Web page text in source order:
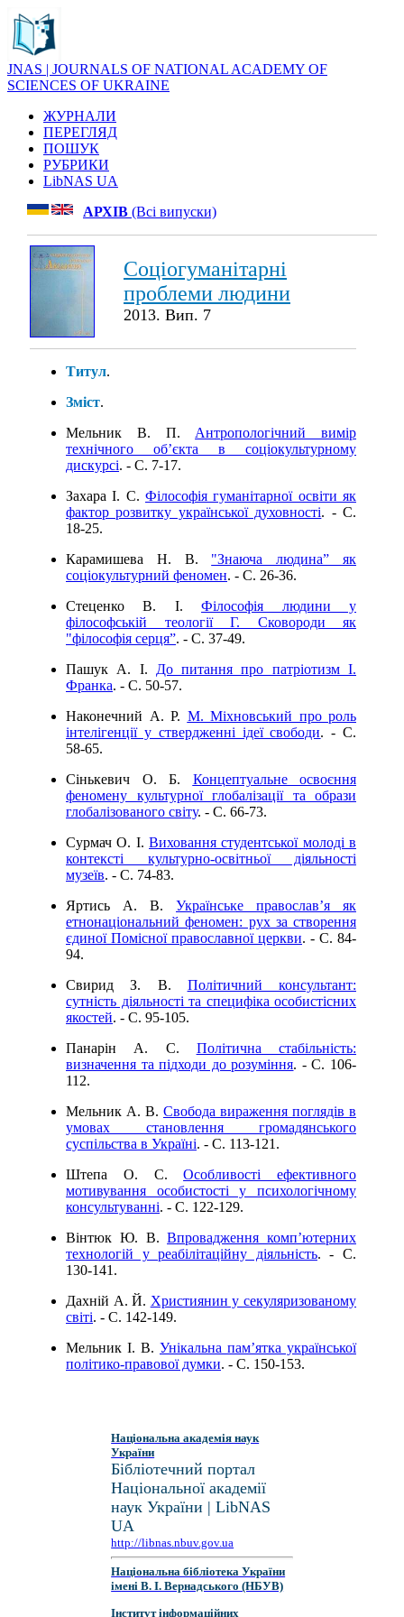
JNAS | JOURNALS OF NATIONAL ACADEMY OF
SCIENCES OF UKRAINE
ЖУРНАЛИ
ПЕРЕГЛЯД
ПОШУК
РУБРИКИ
LibNAS UA
АРХІВ (Всі випуски)
Соціогуманітарні
проблеми людини
2013. Вип. 7
Титул.
Зміст.
Мельник В. П. Антропологічний вимір
технічного об’єкта в соціокультурному
дискурсі. - C. 7-17.
Захара І. С. Філософія гуманітарної освіти як
фактор розвитку української духовності. - C.
18-25.
Карамишева Н. В. "Знаюча людина” як
соціокультурний феномен. - C. 26-36.
Стеценко В. І.Філософія людини у
філософській теології Г. Сковороди як
"філософія серця”. - C. 37-49.
Пашук А. І. До питання про патріотизм І.
Франка. - C. 50-57.
Наконечний А. Р. М. Міхновський про роль
інтелігенції у ствердженні ідеї свободи. - C.
58-65.
Сінькевич О. Б. Концептуальне освоєння
феномену культурної глобалізації та образи
глобалізованого світу. - C. 66-73.
Сурмач О. І. Виховання студентської молоді в
контексті культурно-освітньої діяльності
музеїв. - C. 74-83.
Яртись А. В. Українське православ’я як
етнонаціональний феномен: рух за створення
єдиної Помісної православної церкви. - C. 84-
94.
Свирид З. В. Політичний консультант:
сутність діяльності та специфіка особистісних
якостей. - C. 95-105.
Панарін А. С. Політична стабільність:
визначення та підходи до розуміння. - C. 106-
112.
Мельник А. В. Свобода вираження поглядів в
умовах становлення громадянського
суспільства в Україні. - C. 113-121.
Штепа О. С.Особливості ефективного
мотивування особистості у психологічному
консультуванні. - C. 122-129.
Вінтюк Ю. В.Впровадження комп’ютерних
технологій у реабілітаційну діяльність. - C.
130-141.
Дахній А. Й. Християнин у секуляризованому
світі. - C. 142-149.
Мельник І. В. Унікальна пам’ятка української
політико-правової думки. - C. 150-153.
Національна академія наук
України
Бібліотечний портал
Національної академії
наук України | LibNAS
UA
http://libnas.nbuv.gov.ua
Національна бібліотека України
імені В. І. Вернадського (НБУВ)
Інститут інформаційних